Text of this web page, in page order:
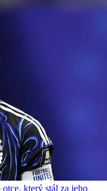
který stál za jeho